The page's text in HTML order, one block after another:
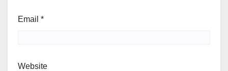
Email *
Website